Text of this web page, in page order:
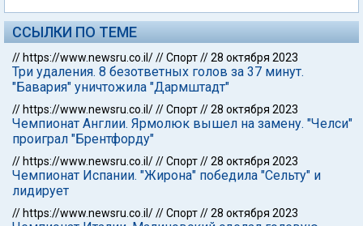
ССЫЛКИ ПО ТЕМЕ
// https://www.newsru.co.il///Спорт//28 октября 2023
Три удаления. 8 безответных голов за 37 минут.
"Бавария" уничтожила "Дармштадт"
// https://www.newsru.co.il///Спорт//28 октября 2023
Чемпионат Англии. Ярмолюк вышел на замену. "Челси"
проиграл "Брентфорду"
// https://www.newsru.co.il///Спорт//28 октября 2023
Чемпионат Испании. "Жирона" победила "Сельту" и
лидирует
// https://www.newsru.co.il///Спорт//28 октября 2023